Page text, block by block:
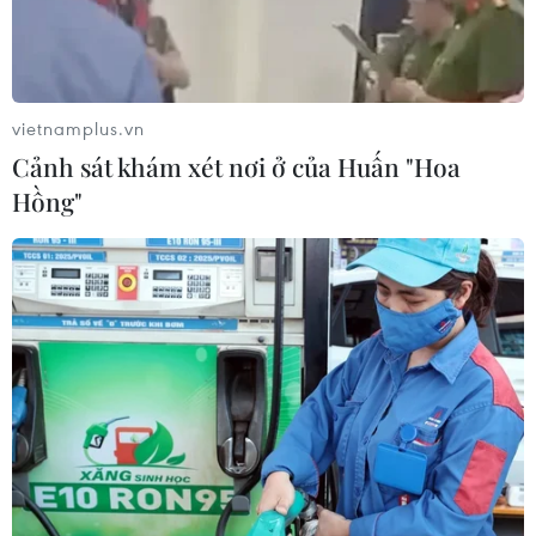
06/08/2026 01:54
Nhiều chuyến bay tại Đức chuyển
hướng do vật thể bay gần đường
băng
05/08/2026 10:54
Thành phố Hồ Chí Minh: Hàng chục
cột điện án ngữ giữa đường Chu Văn
An
05/08/2026 09:21
Dự án đường bộ cao tốc Gia Nghĩa-
Chơn Thành "đội vốn" hơn 350 tỷ
vietnamplus.vn
Cảnh sát khám xét nơi ở của Huấn "Hoa
Hồng"